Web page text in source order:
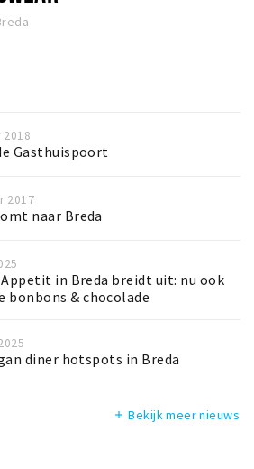
Gasthuispoort
2017
naar Breda
in Breda breidt uit: nu ook
bonbons & chocolade
diner hotspots in Breda
add Bekijk meer nieuws